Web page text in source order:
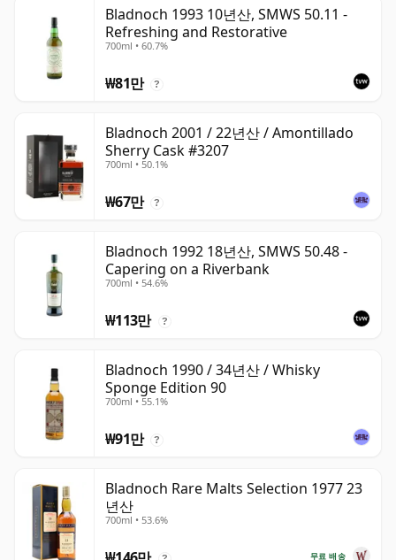
Bladnoch 1993 10년산, SMWS 50.11 -
Refreshing and Restorative
700ml • 60.7%
₩81만 ?
Bladnoch 2001 / 22년산 / Amontillado
Sherry Cask #3207
700ml • 50.1%
₩67만 ?
Bladnoch 1992 18년산, SMWS 50.48 -
Capering on a Riverbank
700ml • 54.6%
₩113만 ?
Bladnoch 1990 / 34년산 / Whisky
Sponge Edition 90
700ml • 55.1%
₩91만 ?
Bladnoch Rare Malts Selection 1977 23
년산
700ml • 53.6%
무료 배송